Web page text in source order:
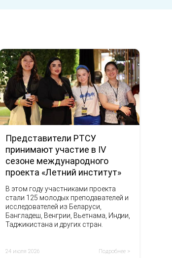
Представители РТСУ
принимают участие в IV
сезоне международного
проекта «Летний институт»
В этом году участниками проекта
стали 125 молодых преподавателей и
исследователей из Беларуси,
Бангладеш, Венгрии, Вьетнама, Индии,
Таджикистана и других стран.
24 июля 2026 Подробнее >